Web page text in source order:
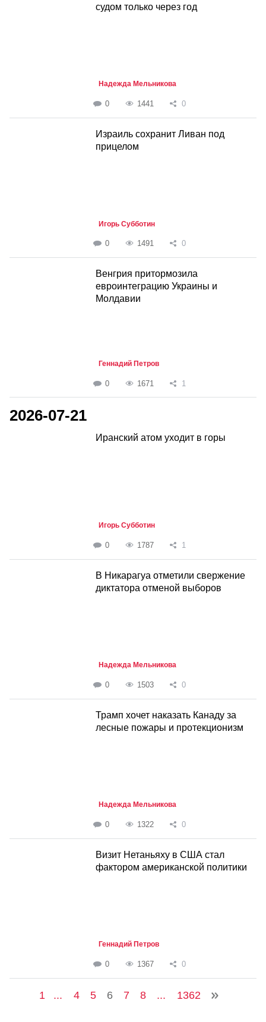
судом только через год
Надежда Мельникова
0 1441 0
Израиль сохранит Ливан под
прицелом
Игорь Субботин
0 1491 0
Венгрия притормозила
евроинтеграцию Украины и
Молдавии
Геннадий Петров
0 1671 1
2026-07-21
Иранский атом уходит в горы
Игорь Субботин
0 1787 1
В Никарагуа отметили свержение
диктатора отменой выборов
Надежда Мельникова
0 1503 0
Трамп хочет наказать Канаду за
лесные пожары и протекционизм
Надежда Мельникова
0 1322 0
Визит Нетаньяху в США стал
фактором американской политики
Геннадий Петров
0 1367 0
1 ... 4 5 6 7 8 ... 1362